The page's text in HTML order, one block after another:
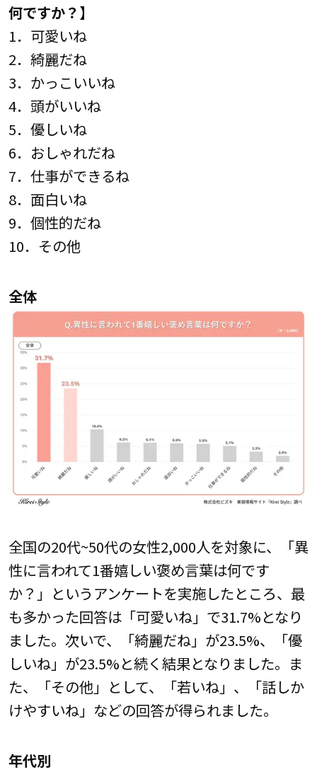
何ですか？】
1．可愛いね
2．綺麗だね
3．かっこいいね
4．頭がいいね
5．優しいね
6．おしゃれだね
7．仕事ができるね
8．面白いね
9．個性的だね
10．その他
全体
全国の20代~50代の女性2,000人を対象に、「異
性に言われて1番嬉しい褒め言葉は何です
か？」というアンケートを実施したところ、最
も多かった回答は「可愛いね」で31.7%となり
ました。次いで、「綺麗だね」が23.5%、「優
しいね」が23.5%と続く結果となりました。ま
た、「その他」として、「若いね」、「話しか
けやすいね」などの回答が得られました。
年代別